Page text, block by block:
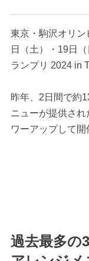
東京・駒沢オリ
日（土）・19日
ランプリ 2024 in
昨年、2日間で約
ニューが提供さ
ワーアップして開
過去最多の